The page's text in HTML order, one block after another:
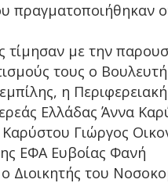
πραγματοποιήθηκαν
τίμησαν με την
τους ο
η Περιφερειακή
Ελλάδας Άννα
Γιώργος
ΕΦΑ Ευβοίας Φανή
Διοικητής του